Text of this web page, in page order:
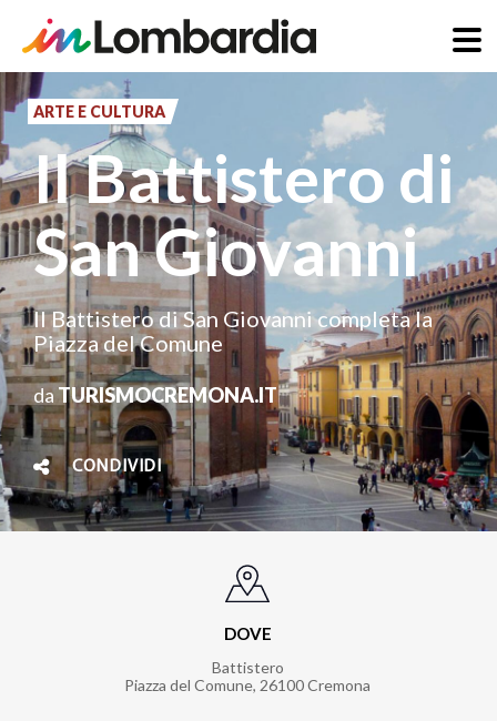
Salta
al
contenuto
principale
ARTE E CULTURA
Il Battistero di
San Giovanni
Il Battistero di San Giovanni completa la
Piazza del Comune
daTURISMOCREMONA.IT
CONDIVIDI
DOVE
Battistero
Piazza del Comune, 26100Cremona